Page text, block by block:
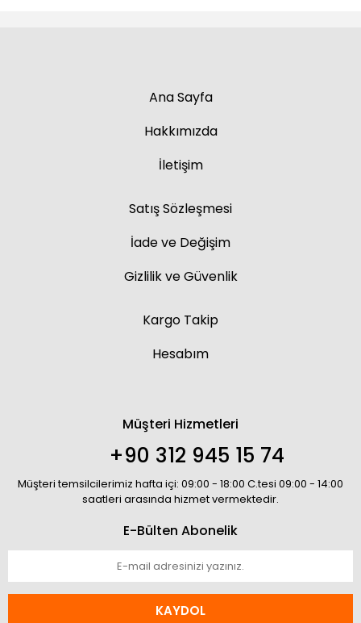
Ana Sayfa
Hakkımızda
İletişim
Satış Sözleşmesi
İade ve Değişim
Gizlilik ve Güvenlik
Kargo Takip
Hesabım
Müşteri Hizmetleri
+90 312 945 15 74
Müşteri temsilcilerimiz hafta içi: 09:00 - 18:00 C.tesi 09:00 - 14:00
saatleri arasında hizmet vermektedir.
E-Bülten Abonelik
KAYDOL